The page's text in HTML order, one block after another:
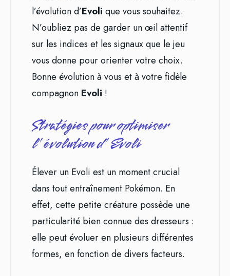
l’évolution d’Evoli que vous souhaitez.
N’oubliez pas de garder un œil attentif
sur les indices et les signaux que le jeu
vous donne pour orienter votre choix.
Bonne évolution à vous et à votre fidèle
compagnon Evoli !
Stratégies pour optimiser
l’évolution d’Evoli
Élever un Evoli est un moment crucial
dans tout entraînement Pokémon. En
effet, cette petite créature possède une
particularité bien connue des dresseurs :
elle peut évoluer en plusieurs différentes
formes, en fonction de divers facteurs.